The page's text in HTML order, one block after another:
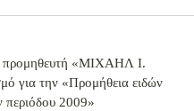
προμηθευτή «ΜΙΧΑΗΛ Ι.
για την «Προμήθεια ειδών
περιόδου 2009»